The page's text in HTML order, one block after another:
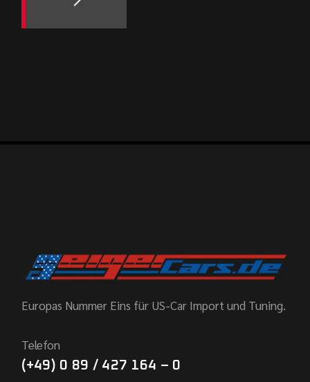
Europas Nummer Eins für US-Car Import und Tuning.
Telefon
(+49) 0 89 / 427 164 – 0